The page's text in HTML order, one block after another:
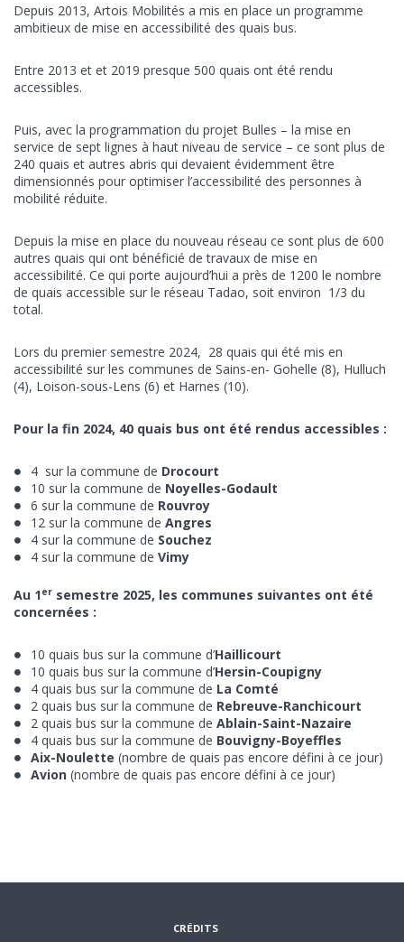
Depuis 2013, Artois Mobilités a mis en place un programme
ambitieux de mise en accessibilité des quais bus.
Entre 2013 et et 2019 presque 500 quais ont été rendu
accessibles.
Puis, avec la programmation du projet Bulles – la mise en
service de sept lignes à haut niveau de service – ce sont plus de
240 quais et autres abris qui devaient évidemment être
dimensionnés pour optimiser l’accessibilité des personnes à
mobilité réduite.
Depuis la mise en place du nouveau réseau ce sont plus de 600
autres quais qui ont bénéficié de travaux de mise en
accessibilité. Ce qui porte aujourd’hui a près de 1200 le nombre
de quais accessible sur le réseau Tadao, soit environ 1/3 du
total.
Lors du premier semestre 2024, 28 quais qui été mis en
accessibilité sur les communes de Sains-en- Gohelle (8), Hulluch
(4), Loison-sous-Lens (6) et Harnes (10).
Pour la fin 2024, 40 quais bus ont été rendus accessibles :
4 sur la commune de Drocourt
10 sur la commune de Noyelles-Godault
6 sur la commune de Rouvroy
12 sur la commune deAngres
4 sur la commune de Souchez
4 sur la commune deVimy
Au 1er semestre 2025, les communes suivantes ont été
concernées :
10 quais bus sur la commune d’Haillicourt
10 quais bus sur la commune d’Hersin-Coupigny
4 quais bus sur la commune de La Comté
2 quais bus sur la commune de Rebreuve-Ranchicourt
2 quais bus sur la commune deAblain-Saint-Nazaire
4 quais bus sur la commune de Bouvigny-Boyeffles
Aix-Noulette (nombre de quais pas encore défini à ce jour)
Avion(nombre de quais pas encore défini à ce jour)
CRÉDITS